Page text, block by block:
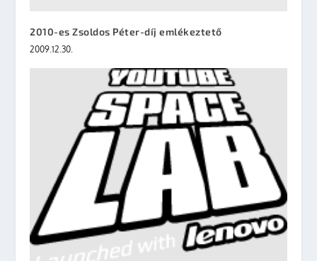
2010-es Zsoldos Péter-díj emlékeztető
2009.12.30.